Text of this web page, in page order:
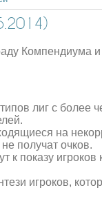
Компендиума и
лиг с более
на
получат очков.
к показу
игроков,